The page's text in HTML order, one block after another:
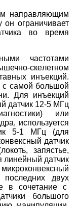
направляющим
он ограничивает
во время
частотами
скелетном
инъекций.
с самой большой
Для инъекций
датчик 12-5 МГц
или
используется
5-1 МГц (для
датчик
запястье,
линейный датчик
микроконвексный
двух
в сочетание с
большого